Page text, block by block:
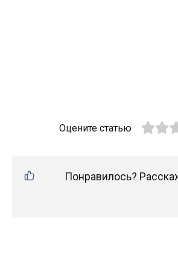
Оцените статью
Понравилось?